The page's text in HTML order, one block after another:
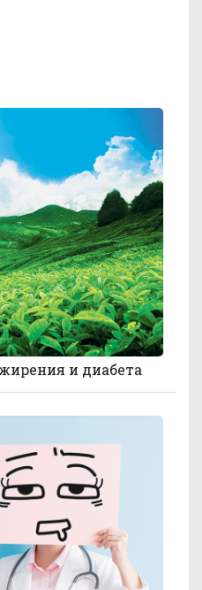
и диабета